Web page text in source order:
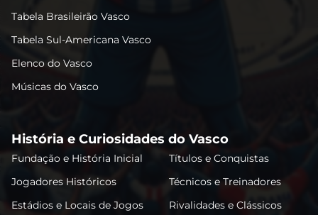
Tabela Brasileirão Vasco
Tabela Sul-Americana Vasco
Elenco do Vasco
Músicas do Vasco
História e Curiosidades do Vasco
Fundação e História Inicial
Títulos e Conquistas
Jogadores Históricos
Técnicos e Treinadores
Estádios e Locais de Jogos
Rivalidades e Clássicos